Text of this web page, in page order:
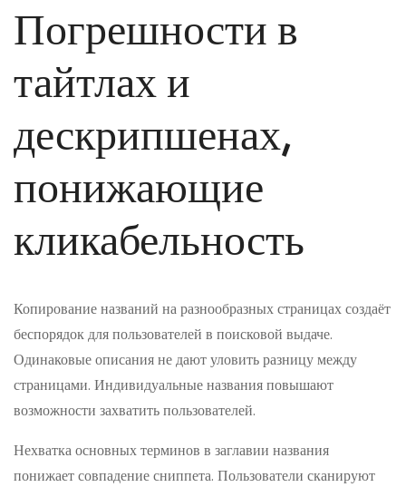
Погрешности в
тайтлах и
дескрипшенах,
понижающие
кликабельность
Копирование названий на разнообразных страницах создаёт
беспорядок для пользователей в поисковой выдаче.
Одинаковые описания не дают уловить разницу между
страницами. Индивидуальные названия повышают
возможности захватить пользователей.
Нехватка основных терминов в заглавии названия
понижает совпадение сниппета. Пользователи сканируют